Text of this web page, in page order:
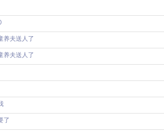
养夫送人了
养夫送人了
了